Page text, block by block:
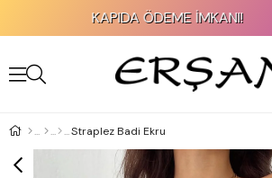
KAPIDA ÖDEME İMKANI!
Straplez Badi Ekru